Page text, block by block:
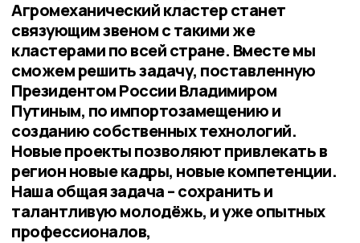
Агромеханический кластер станет
связующим звеном с такими же
кластерами по всей стране. Вместе мы
сможем решить задачу, поставленную
Президентом России Владимиром
Путиным, по импортозамещению и
созданию собственных технологий.
Новые проекты позволяют привлекать в
регион новые кадры, новые компетенции.
Наша общая задача – сохранить и
талантливую молодёжь, и уже опытных
профессионалов,